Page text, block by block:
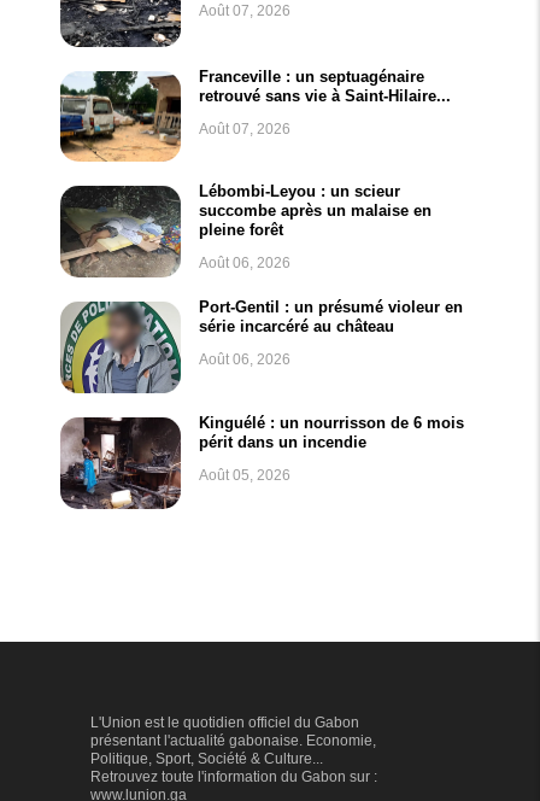
Août 07, 2026
Franceville : un septuagénaire
retrouvé sans vie à Saint-Hilaire...
Août 07, 2026
Lébombi-Leyou : un scieur
succombe après un malaise en
pleine forêt
Août 06, 2026
Port-Gentil : un présumé violeur en
série incarcéré au château
Août 06, 2026
Kinguélé : un nourrisson de 6 mois
périt dans un incendie
Août 05, 2026
L'Union est le quotidien officiel du Gabon
présentant l'actualité gabonaise. Economie,
Politique, Sport, Société & Culture...
Retrouvez toute l'information du Gabon sur :
www.lunion.ga